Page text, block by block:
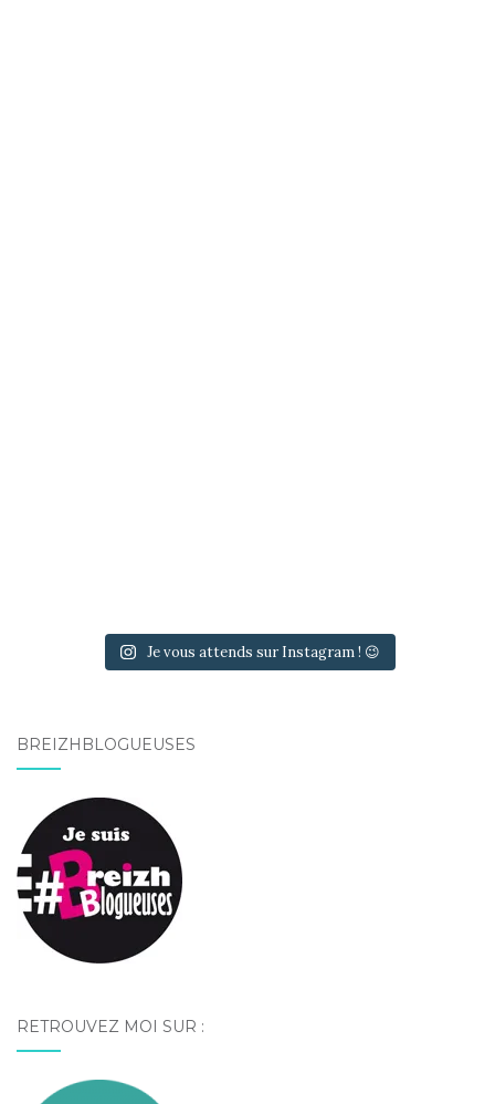
Je vous attends sur Instagram ! 😉
BREIZHBLOGUEUSES
RETROUVEZ MOI SUR :